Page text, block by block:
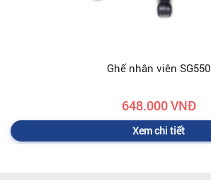
Ghế nhân viên SG550
648.000 VNĐ
Xem chi tiết